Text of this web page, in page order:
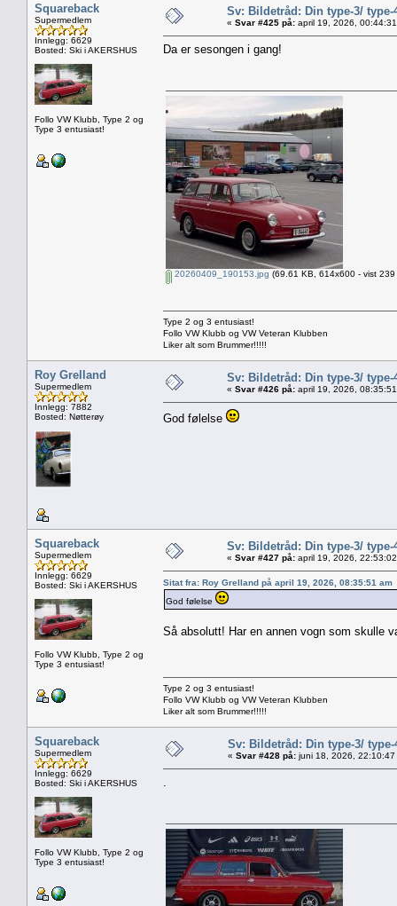
Squareback
Supermedlem
Innlegg: 6629
Bosted: Ski i AKERSHUS
Follo VW Klubb, Type 2 og
Type 3 entusiast!
Sv: Bildetråd: Din type-3/ type-
« Svar #425 på: april 19, 2026,
Da er sesongen i gang!
20260409_190153.jpg (69.61 KB, 614x600 - vist 239
Type 2 og 3 entusiast!
Follo VW Klubb og VW Veteran Klubben
Liker alt som Brummer!!!!!
Roy Grelland
Supermedlem
Innlegg: 7882
Bosted: Nøtterøy
Sv: Bildetråd: Din type-3/ type-
« Svar #426 på: april 19, 2026,
God følelse
Squareback
Supermedlem
Innlegg: 6629
Bosted: Ski i AKERSHUS
Follo VW Klubb, Type 2 og
Type 3 entusiast!
Sv: Bildetråd: Din type-3/ type-
« Svar #427 på: april 19, 2026,
Sitat fra: Roy Grelland på april 19, 2026, 08:35:51 am
God følelse
Så absolutt! Har en annen vogn som skulle
Type 2 og 3 entusiast!
Follo VW Klubb og VW Veteran Klubben
Liker alt som Brummer!!!!!
Squareback
Supermedlem
Innlegg: 6629
Bosted: Ski i AKERSHUS
Follo VW Klubb, Type 2 og
Type 3 entusiast!
Sv: Bildetråd: Din type-3/ type-
« Svar #428 på: juni 18, 2026, 22:10:47